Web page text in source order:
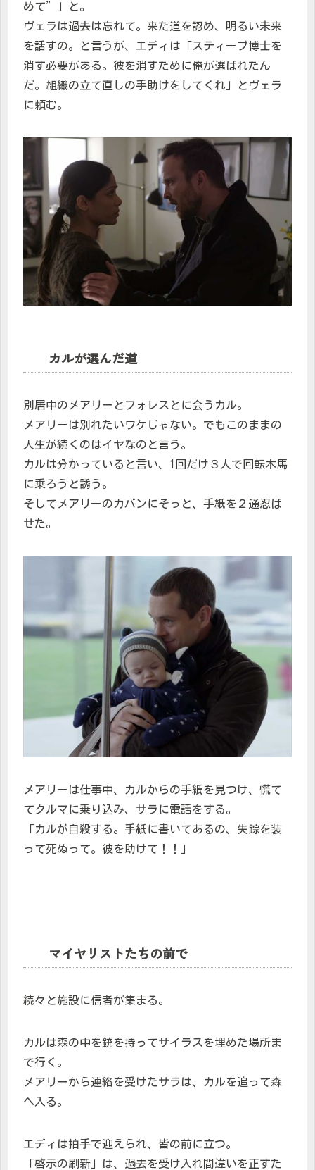
めて”」と。
ヴェラは過去は忘れて。来た道を認め、明るい未来
を話すの。と言うが、エディは「スティーブ博士を
消す必要がある。彼を消すために俺が選ばれたん
だ。組織の立て直しの手助けをしてくれ」とヴェラ
に頼む。
カルが選んだ道
別居中のメアリーとフォレスとに会うカル。
メアリーは別れたいワケじゃない。でもこのままの
人生が続くのはイヤなのと言う。
カルは分かっていると言い、1回だけ３人で回転木馬
に乗ろうと誘う。
そしてメアリーのカバンにそっと、手紙を２通忍ば
せた。
メアリーは仕事中、カルからの手紙を見つけ、慌て
てクルマに乗り込み、サラに電話をする。
「カルが自殺する。手紙に書いてあるの、失踪を装
って死ぬって。彼を助けて！！」
マイヤリストたちの前で
続々と施設に信者が集まる。
カルは森の中を銃を持ってサイラスを埋めた場所ま
で行く。
メアリーから連絡を受けたサラは、カルを追って森
へ入る。
エディは拍手で迎えられ、皆の前に立つ。
「啓示の刷新」は、過去を受け入れ間違いを正すた